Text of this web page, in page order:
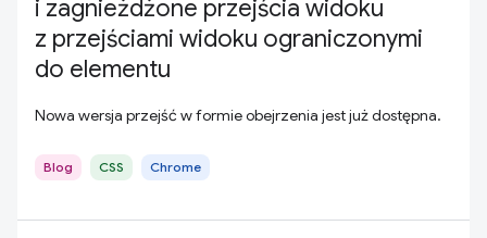
i zagnieżdżone przejścia widoku
z przejściami widoku ograniczonymi
do elementu
Nowa wersja przejść w formie obejrzenia jest już dostępna.
Blog CSS Chrome